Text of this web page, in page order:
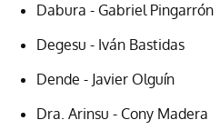
Dabura - Gabriel Pingarrón
Degesu - Iván Bastidas
Dende - Javier Olguín
Dra. Arinsu - Cony Madera